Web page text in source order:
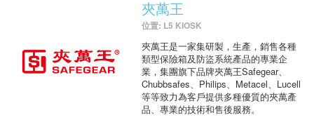
夾萬王
位置: L5 KIOSK
夾萬王是一家集研製，生產，銷售各種
類型保險箱及防盜系統產品的專業企
業，集團旗下品牌夾萬王Safegear、
Chubbsafes、Philips、Metacel、Lucell
等等致力為客戶提供多種優質的夾萬產
品、專業的技術和售後服務。